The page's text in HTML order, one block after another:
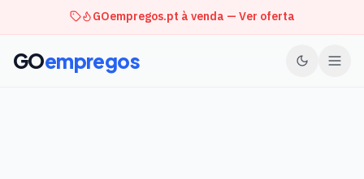
GOempregos.pt à venda — Ver oferta
GOempregos